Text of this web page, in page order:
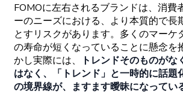
FOMOに左右されるブランドは、 消費
ーのニーズにおける、より本質的で長
とすリスクがあります。 多くのマーケ
の寿命が短くなっていることに懸念を
かし実際には、 トレンドそのものがな
はなく、
「トレンド」と一時的に話題
の境界線が、 ますます曖昧になってい